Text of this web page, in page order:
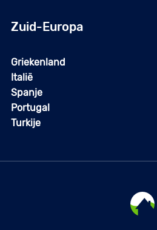
Zuid-Europa
Griekenland
Italië
Spanje
Portugal
Turkije